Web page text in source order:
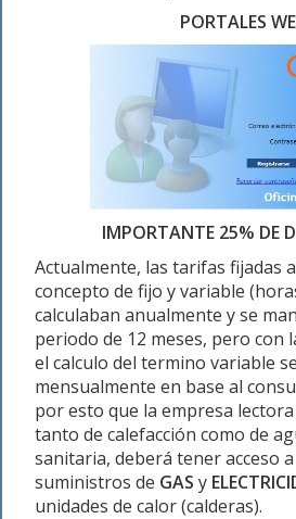
PORTALES
IMPORTANTE 25% DE
Actualmente, las tarifas fijadas
concepto de fijo y variable
calculaban anualmente y se
periodo de 12 meses, pero con
el calculo del termino variable
mensualmente en base al
por esto que la empresa
tanto de calefacción como de
sanitaria, deberá tener acceso
suministros de GAS y
unidades de calor (calderas).